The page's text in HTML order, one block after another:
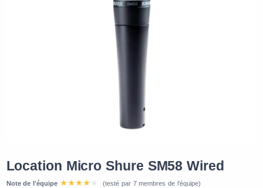
Location Micro Shure SM58 Wired
Note de l'équipe (testé par 7 membres de l'équipe)